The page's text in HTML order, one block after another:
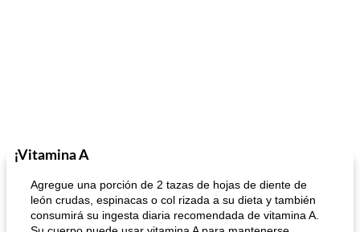
¡Vitamina A
Agregue una porción de 2 tazas de hojas de diente de
león crudas, espinacas o col rizada a su dieta y también
consumirá su ingesta diaria recomendada de vitamina A.